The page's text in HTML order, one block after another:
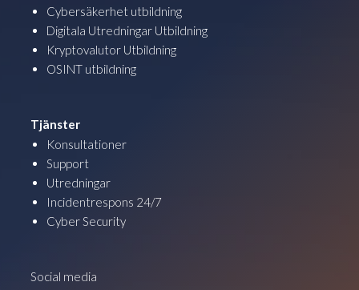
Cybersäkerhet utbildning
Digitala Utredningar Utbildning
Kryptovalutor Utbildning
OSINT utbildning
Tjänster
Konsultationer
Support
Utredningar
Incidentrespons 24/7
Cyber Security
Social media